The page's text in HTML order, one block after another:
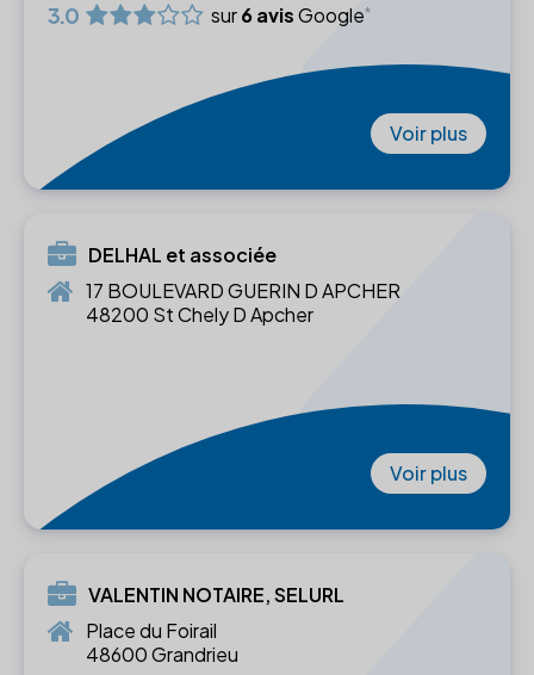
3.0 sur6 avisGoogle
Voir plus
DELHAL et associée
17 BOULEVARD GUERIN D APCHER
48200 St Chely D Apcher
Voir plus
VALENTIN NOTAIRE, SELURL
Place du Foirail
48600 Grandrieu